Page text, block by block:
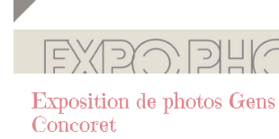
Exposition de photos Gens
Concoret